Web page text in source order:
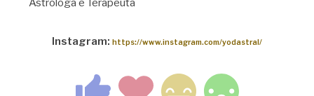
Astróloga e Terapeuta
Instagram: https://www.instagram.com/yodastral/